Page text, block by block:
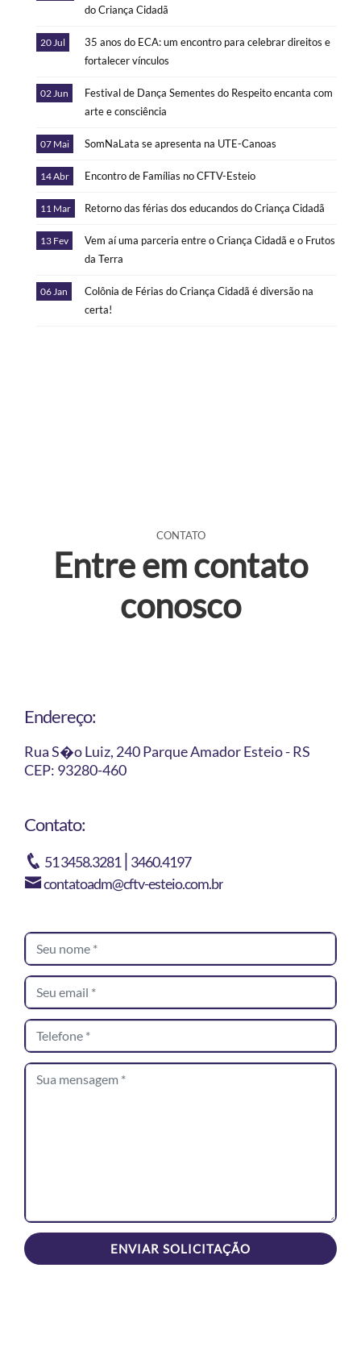
do Criança Cidadã
20 Jul
35 anos do ECA: um encontro para celebrar direitos e
fortalecer vínculos
02 Jun
Festival de Dança Sementes do Respeito encanta com
arte e consciência
07 Mai SomNaLata se apresenta na UTE-Canoas
14 Abr Encontro de Famílias no CFTV-Esteio
11 Mar Retorno das férias dos educandos do Criança Cidadã
13 Fev
Vem aí uma parceria entre o Criança Cidadã e o Frutos
da Terra
06 Jan
Colônia de Férias do Criança Cidadã é diversão na
certa!
CONTATO
Entre em contato
conosco
Endereço:
Rua S�o Luiz, 240 Parque Amador Esteio - RS
CEP: 93280-460
Contato:
51 3458.3281 | 3460.4197
contatoadm@cftv-esteio.com.br